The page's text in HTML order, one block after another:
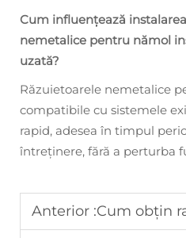
Cum influențează
nemetalice pentru nămol
uzată?
Răzuietoarele nemetalice
compatibile cu sistemele
rapid, adesea în timpul
întreținere, fără a perturba
Anterior :Cum obțin racloarele